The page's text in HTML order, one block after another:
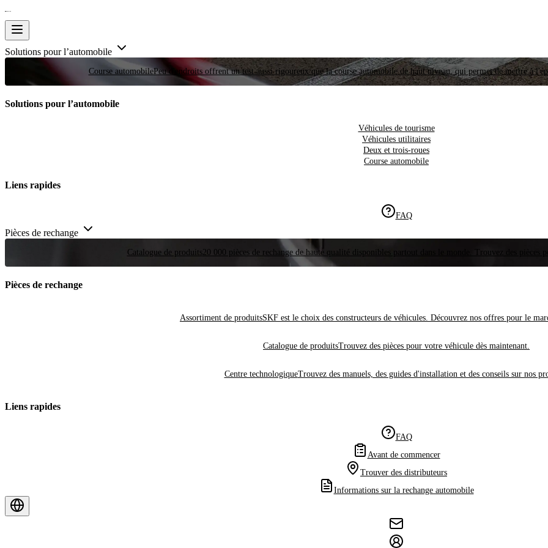
Solutions pour l’automobile
Course automobilePeu d'endroits offrent un test aussi rigoureux que la course automobile de haut niveau, qui permet de mettre à
Solutions pour l’automobile
Véhicules de tourisme
Véhicules utilitaires
Deux et trois-roues
Course automobile
Liens rapides
FAQ
Pièces de rechange
Catalogue de produits20 000 pièces de rechange de haute qualité disponibles partout dans le monde. Trouvez des pièces
Pièces de rechange
Assortiment de produitsSKF est le choix des constructeurs de véhicules. Découvrez nos offres pour le
Catalogue de produitsTrouvez des pièces pour votre véhicule dès maintenant.
Centre technologiqueTrouvez des manuels, des guides d'installation et des conseils sur nos
Liens rapides
FAQ
Avant de commencer
Trouver des distributeurs
Informations sur la rechange automobile